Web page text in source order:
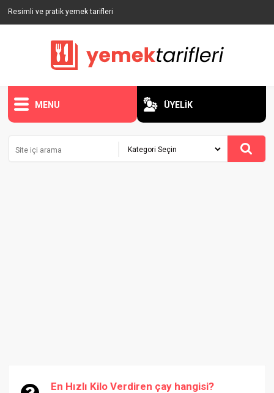
Resimli ve pratik yemek tarifleri
MENU ÜYELİK
En Hızlı Kilo Verdiren çay hangisi?